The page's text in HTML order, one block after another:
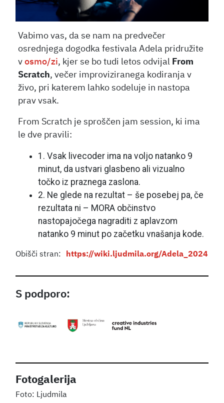
Fotogalerija
Ljudmila
Vabimo vas, da se nam na predvečer
osrednjega dogodka festivala Adela pridružite
vosmo/zi, kjer se bo tudi letos odvijal From
Scratch, večer improviziranega kodiranja v
živo, pri katerem lahko sodeluje in nastopa
prav vsak.
From Scratch je sproščen jam session, ki ima
le dve pravili:
1. Vsak livecoder ima na voljo natanko 9
minut, da ustvari glasbeno ali vizualno
točko iz praznega zaslona.
2. Ne glede na rezultat – še posebej pa, če
rezultata ni – MORA občinstvo
nastopajočega nagraditi z aplavzom
natanko 9 minut po začetku vnašanja kode.
Obišči stran: https://wiki.ljudmila.org/Adela_2024
S podporo: